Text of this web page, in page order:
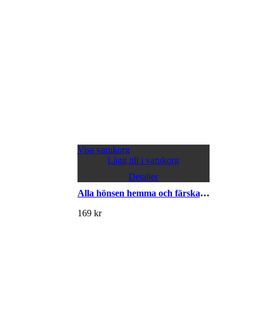
Visa varukorg
Lägg till i varukorg
Detaljer
Alla hönsen hemma och färska ägg i köket
169 kr